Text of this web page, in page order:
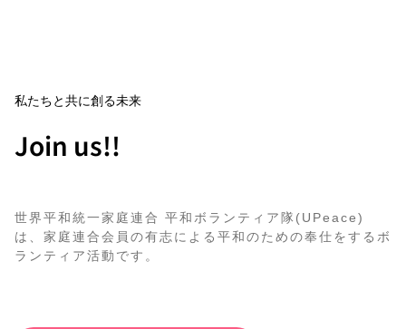
私たちと共に創る未来
Join us!!
世界平和統一家庭連合 平和ボランティア隊(UPeace)
は、家庭連合会員の有志による平和のための奉仕をするボ
ランティア活動です。